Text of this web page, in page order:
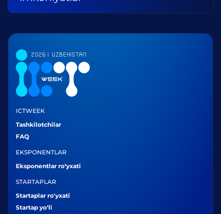
ICTWEEK
Tashkilotchilar
FAQ
EKSPONENTLAR
Eksponentlar ro‘yxati
STARTAPLAR
Startaplar ro'yxati
Startap yo‘li